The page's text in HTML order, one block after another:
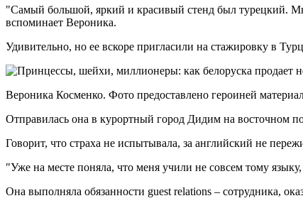
"Самый большой, яркий и красивый стенд был турецкий.
вспоминает Вероника.
Удивительно, но ее вскоре пригласили на стажировку в
Вероника Косменко. Фото предоставлено героиней
Отправилась она в курортный город Дидим на восточном
Говорит, что страха не испытывала, за английский не
"Уже на месте поняла, что меня учили не совсем тому
Она выполняла обязанности guest relations – сотрудника,